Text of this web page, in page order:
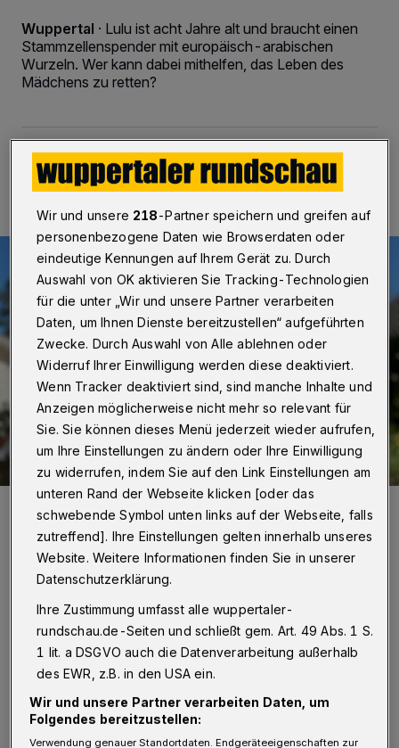
Wuppertal · Lulu ist acht Jahre alt und braucht einen
Stammzellenspender mit europäisch-arabischen
Wurzeln. Wer kann dabei mithelfen, das Leben des
Mädchens zu retten?
11.07.2021 , 19:00 Uhr 2 Minuten Lesezeit
Lulu aus Wichlinghausen ist acht Jahre alt. Ihre äußerst seltene
Gen-Erkrankung kann nur noch mit einer Stammzellenspende
bekämpft werden.
Von Nina Bossy
D ieses unvorstellbare Schlimmste dürfte
es nicht geben und doch ist es real –
Wir und unsere 218-Partner speichern und greifen auf
personenbezogene Daten wie Browserdaten oder
eindeutige Kennungen auf Ihrem Gerät zu. Durch
Auswahl von OK aktivieren Sie Tracking-Technologien
für die unter „Wir und unsere Partner verarbeiten
Daten, um Ihnen Dienste bereitzustellen“ aufgeführten
Zwecke. Durch Auswahl von Alle ablehnen oder
Widerruf Ihrer Einwilligung werden diese deaktiviert.
Wenn Tracker deaktiviert sind, sind manche Inhalte und
Anzeigen möglicherweise nicht mehr so relevant für
Sie. Sie können dieses Menü jederzeit wieder aufrufen,
um Ihre Einstellungen zu ändern oder Ihre Einwilligung
zu widerrufen, indem Sie auf den Link Einstellungen am
unteren Rand der Webseite klicken [oder das
schwebende Symbol unten links auf der Webseite, falls
zutreffend]. Ihre Einstellungen gelten innerhalb unseres
Website. Weitere Informationen finden Sie in unserer
Datenschutzerklärung.
Ihre Zustimmung umfasst alle wuppertaler-
rundschau.de-Seiten und schließt gem. Art. 49 Abs. 1 S.
1 lit. a DSGVO auch die Datenverarbeitung außerhalb
des EWR, z.B. in den USA ein.
Wir und unsere Partner verarbeiten Daten, um
Folgendes bereitzustellen:
Verwendung genauer Standortdaten. Endgeräteeigenschaften zur